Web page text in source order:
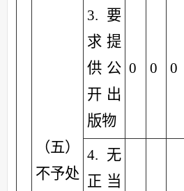
（五）
不予处
3.要
求提
供公
开出
版物
0 0 0
4.无
正当